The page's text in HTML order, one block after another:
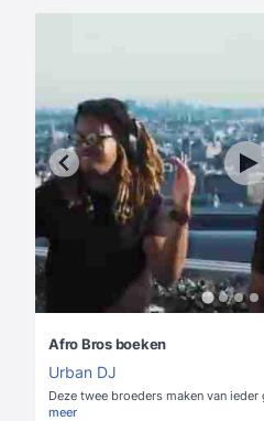
Afro Bros boeken
Urban DJ
Deze twee broeders maken van
meer